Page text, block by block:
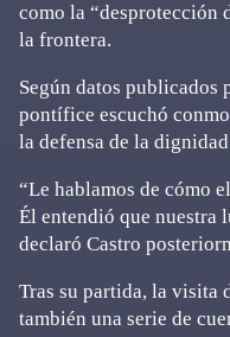
como la “desprotección
la frontera.
Según datos publicados
pontífice escuchó
la defensa de la
“Le hablamos de cómo
Él entendió que nuestra
declaró Castro
Tras su partida, la visita
también una serie de